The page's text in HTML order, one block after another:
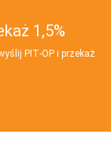
1,5%
PIT‑OP i przekaż